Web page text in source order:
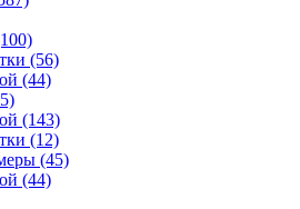
(56)
(44)
(143)
(12)
(45)
(44)